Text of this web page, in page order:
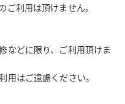
ご利用は頂けません。
などに限り、ご利用頂けま
用はご遠慮ください。